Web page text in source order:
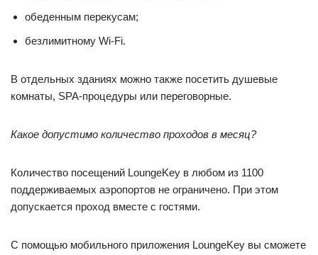
обеденным перекусам;
безлимитному Wi-Fi.
В отдельных зданиях можно также посетить душевые
комнаты, SPA-процедуры или переговорные.
Какое допустимо количество проходов в месяц?
Количество посещений LoungeKey в любом из 1100
поддерживаемых аэропортов не ограничено. При этом
допускается проход вместе с гостями.
С помощью мобильного приложения LoungeKey вы сможете